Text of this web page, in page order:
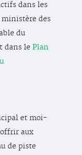
dans les
des
du
dans le Plan
et moi-
offrir aux
de piste